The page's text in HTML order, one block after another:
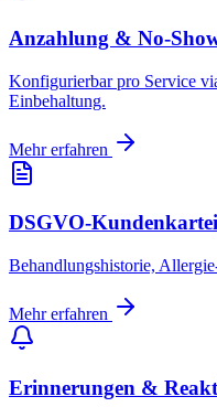
Anzahlung & No-
Konfigurierbar pro Service
Einbehaltung.
Mehr erfahren
DSGVO-Kundenkartei
Behandlungshistorie,
Mehr erfahren
Erinnerungen &